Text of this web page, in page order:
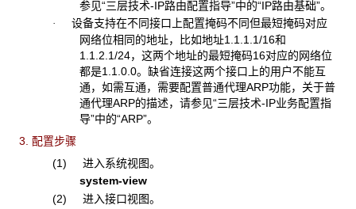
参见“三层技术-IP路由配置指导”中的“IP路由基础”。
· 设备支持在不同接口上配置掩码不同但最短掩码对应
网络位相同的地址，比如地址1.1.1.1/16和
1.1.2.1/24，这两个地址的最短掩码16对应的网络位
都是1.1.0.0。缺省连接这两个接口上的用户不能互
通，如需互通，需要配置普通代理ARP功能，关于普
通代理ARP的描述，请参见“三层技术-IP业务配置指
导”中的“ARP”。
3. 配置步骤
(1) 进入系统视图。
system-view
(2) 进入接口视图。